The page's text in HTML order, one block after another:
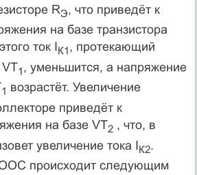
RЭ, что приведёт к
на базе транзистора
ток IК1, протекающий
VT1, уменьшится, а напряжение
1 возрастёт. Увеличение
приведёт к
на базе VT2, что, в
увеличение тока IК2.
происходит следующим